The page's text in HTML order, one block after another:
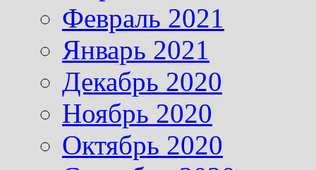
Февраль 2021
Январь 2021
Декабрь 2020
Ноябрь 2020
Октябрь 2020